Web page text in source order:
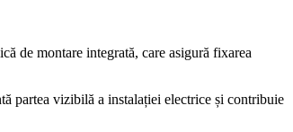
de montare integrată, care asigură fixarea
partea vizibilă a instalației electrice și contribuie